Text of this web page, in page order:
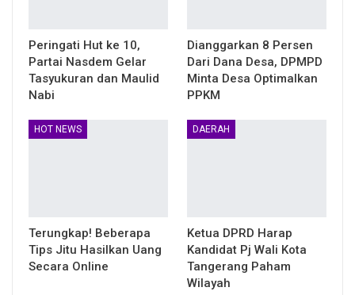
Peringati Hut ke 10,
Partai Nasdem Gelar
Tasyukuran dan Maulid
Nabi
Dianggarkan 8 Persen
Dari Dana Desa, DPMPD
Minta Desa Optimalkan
PPKM
HOT NEWS
Terungkap! Beberapa
Tips Jitu Hasilkan Uang
Secara Online
DAERAH
Ketua DPRD Harap
Kandidat Pj Wali Kota
Tangerang Paham
Wilayah